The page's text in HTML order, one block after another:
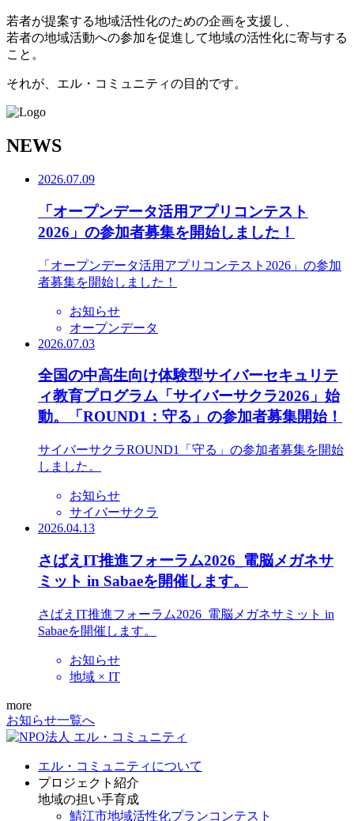
若者が提案する地域活性化のための企画を支援し、
若者の地域活動への参加を促進して地域の活性化に寄与する
こと。
それが、エル・コミュニティの目的です。
NEWS
2026.07.09
「オープンデータ活用アプリコンテスト
2026」の参加者募集を開始しました！
「オープンデータ活用アプリコンテスト2026」の参加
者募集を開始しました！
お知らせ
オープンデータ
2026.07.03
全国の中高生向け体験型サイバーセキュリテ
ィ教育プログラム「サイバーサクラ2026」始
動。「ROUND1：守る」の参加者募集開始！
サイバーサクラROUND1「守る」の参加者募集を開始
しました。
お知らせ
サイバーサクラ
2026.04.13
さばえIT推進フォーラム2026_電脳メガネサ
ミット in Sabaeを開催します。
さばえIT推進フォーラム2026_電脳メガネサミット in
Sabaeを開催します。
お知らせ
地域 × IT
more
お知らせ一覧へ
エル・コミュニティについて
プロジェクト紹介
地域の担い手育成
鯖江市地域活性化プランコンテスト